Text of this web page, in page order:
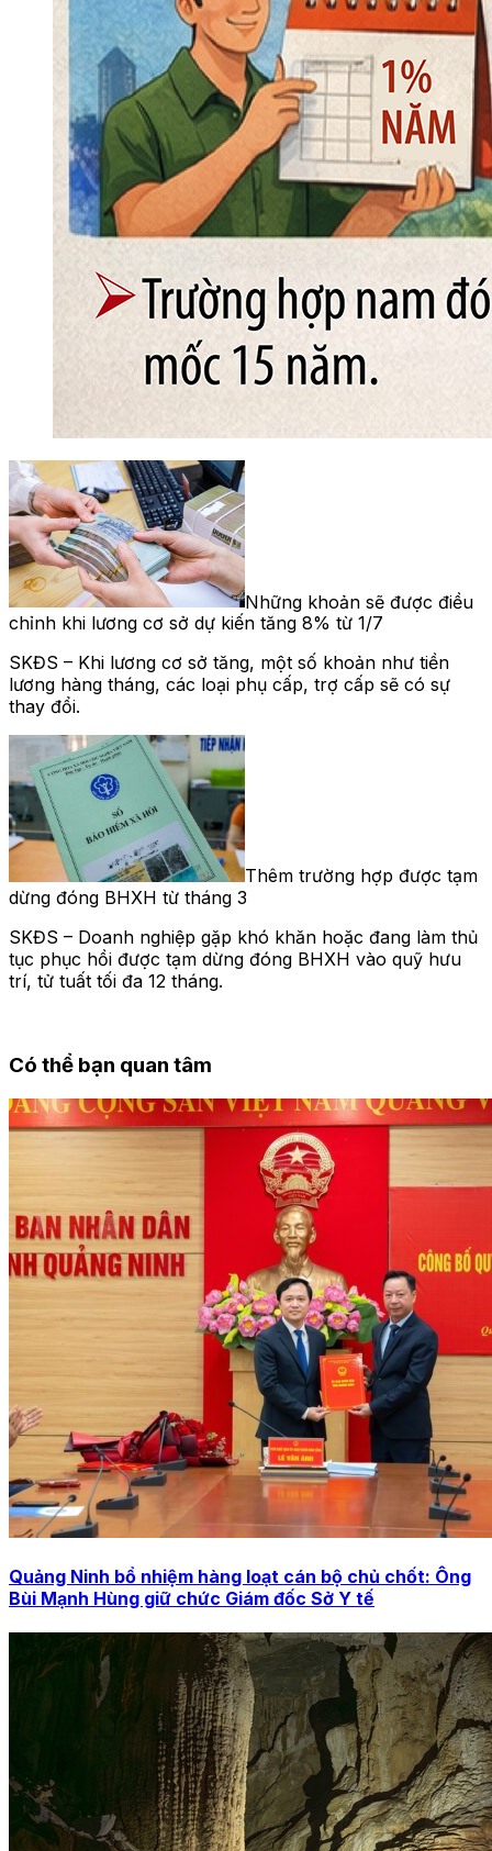
Những khoản sẽ được điều
chỉnh khi lương cơ sở dự kiến tăng 8% từ 1/7
SKĐS – Khi lương cơ sở tăng, một số khoản như tiền
lương hàng tháng, các loại phụ cấp, trợ cấp sẽ có sự
thay đổi.
Thêm trường hợp được tạm
dừng đóng BHXH từ tháng 3
SKĐS – Doanh nghiệp gặp khó khăn hoặc đang làm thủ
tục phục hồi được tạm dừng đóng BHXH vào quỹ hưu
trí, tử tuất tối đa 12 tháng.
Có thể bạn quan tâm
Quảng Ninh bổ nhiệm hàng loạt cán bộ chủ chốt: Ông
Bùi Mạnh Hùng giữ chức Giám đốc Sở Y tế